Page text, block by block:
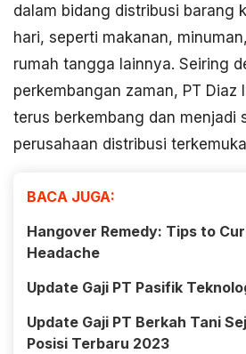
dalam bidang distribusi barang
hari, seperti makanan,
rumah tangga lainnya. Seiring
perkembangan zaman, PT Diaz
terus berkembang dan menjadi
perusahaan distribusi
BACA JUGA:
Hangover Remedy: Tips to
Headache
Update Gaji PT Pasifik
Update Gaji PT Berkah Tani
Posisi Terbaru 2023